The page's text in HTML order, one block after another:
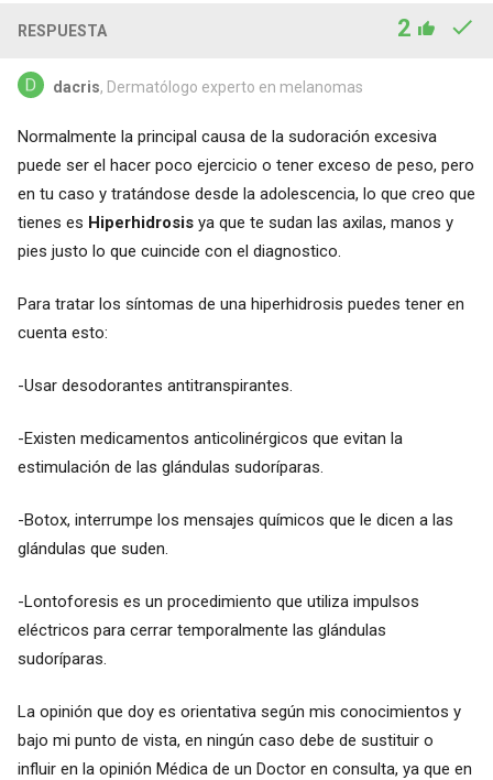
RESPUESTA 2
dacris, Dermatólogo experto en melanomas
Normalmente la principal causa de la sudoración excesiva
puede ser el hacer poco ejercicio o tener exceso de peso, pero
en tu caso y tratándose desde la adolescencia, lo que creo que
tienes es Hiperhidrosis ya que te sudan las axilas, manos y
pies justo lo que cuincide con el diagnostico.
Para tratar los síntomas de una hiperhidrosis puedes tener en
cuenta esto:
-Usar desodorantes antitranspirantes.
-Existen medicamentos anticolinérgicos que evitan la
estimulación de las glándulas sudoríparas.
-Botox, interrumpe los mensajes químicos que le dicen a las
glándulas que suden.
-Lontoforesis es un procedimiento que utiliza impulsos
eléctricos para cerrar temporalmente las glándulas
sudoríparas.
La opinión que doy es orientativa según mis conocimientos y
bajo mi punto de vista, en ningún caso debe de sustituir o
influir en la opinión Médica de un Doctor en consulta, ya que en